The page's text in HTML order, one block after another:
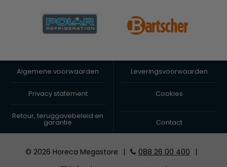
Algemene voorwaarden Leveringsvoorwaarden
Privacy statement Cookies
Retour, teruggavebeleid en
garantie Contact
© 2026 Horeca Megastore | 088 26 00 400
|